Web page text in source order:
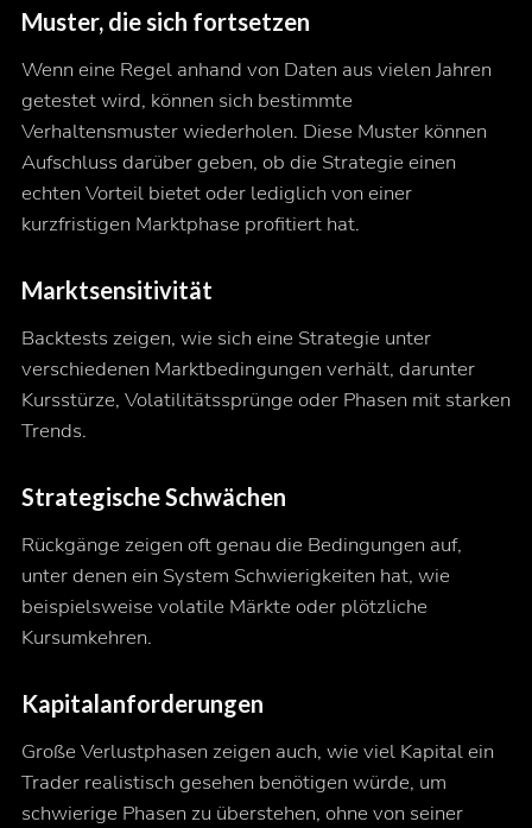
Muster, die sich fortsetzen
Wenn eine Regel anhand von Daten aus vielen Jahren
getestet wird, können sich bestimmte
Verhaltensmuster wiederholen. Diese Muster können
Aufschluss darüber geben, ob die Strategie einen
echten Vorteil bietet oder lediglich von einer
kurzfristigen Marktphase profitiert hat.
Marktsensitivität
Backtests zeigen, wie sich eine Strategie unter
verschiedenen Marktbedingungen verhält, darunter
Kursstürze, Volatilitätssprünge oder Phasen mit starken
Trends.
Strategische Schwächen
Rückgänge zeigen oft genau die Bedingungen auf,
unter denen ein System Schwierigkeiten hat, wie
beispielsweise volatile Märkte oder plötzliche
Kursumkehren.
Kapitalanforderungen
Große Verlustphasen zeigen auch, wie viel Kapital ein
Trader realistisch gesehen benötigen würde, um
schwierige Phasen zu überstehen, ohne von seiner